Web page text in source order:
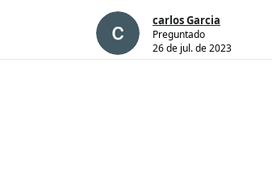
carlos Garcia
Preguntado
26 de jul. de 2023